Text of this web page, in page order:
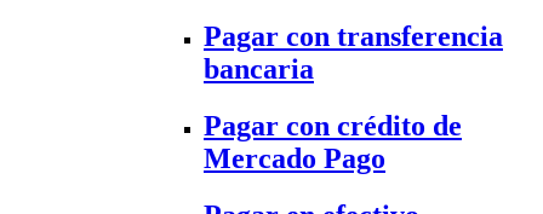
Pagar con transferencia
bancaria
Pagar con crédito de
Mercado Pago